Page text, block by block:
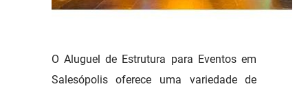
O Aluguel de Estrutura para Eventos em
Salesópolis oferece uma variedade de